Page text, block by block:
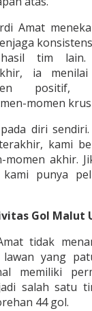
Amat
tim lain.
ia
positif,
momen
diri
kami
momen akhir.
punya
Gol Malut
tidak
yang
memiliki
salah satu
44 gol.